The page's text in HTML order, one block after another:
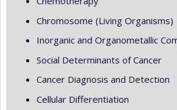
Chromosome (Living Organisms)
Inorganic and Organometallic
Social Determinants of Cancer
Cancer Diagnosis and Detection
Cellular Differentiation